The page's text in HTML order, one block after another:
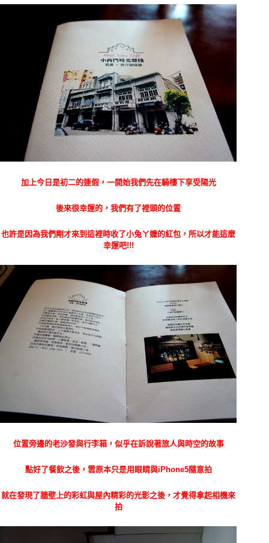
加上今日是初二的連假，一開始我們先在騎樓下享受陽光
後來很幸運的，我們有了裡頭的位置
也許是因為我們剛才來到這裡時收了小兔ㄚ嬤的紅包，所以才能這麼
幸運吧!!!
位置旁邊的老沙發與行李箱，似乎在訴說著旅人與時空的故事
點好了餐飲之後，雲原本只是用眼睛與iPhone5隨意拍
就在發現了牆壁上的彩虹與屋內精彩的光影之後，才覺得拿起相機來
拍